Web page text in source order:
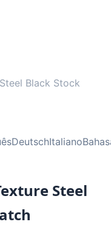
Black Stock
DeutschItaliano
Steel